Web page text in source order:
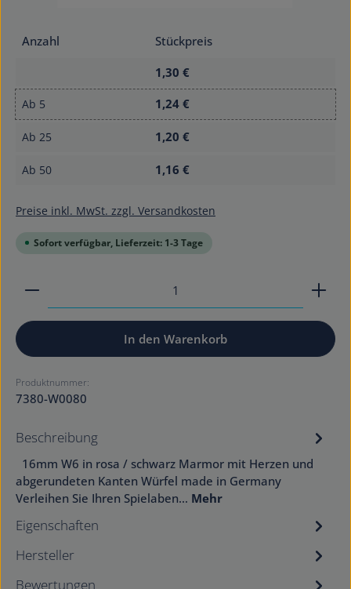
Anzahl
Stückpreis
1,30 €
Ab 5 1,24 €
Ab 25 1,20 €
Ab 50 1,16 €
Preise inkl. MwSt. zzgl. Versandkosten
Sofort verfügbar, Lieferzeit: 1-3 Tage
Produkt Anzahl: Gib den gewünschten Wert ein
In den Warenkorb
Produktnummer:
7380-W0080
Beschreibung
16mm W6 in rosa / schwarz Marmor mit Herzen und
abgerundeten Kanten Würfel made in Germany
Verleihen Sie Ihren Spielaben… Mehr
Eigenschaften
Hersteller
Bewertungen